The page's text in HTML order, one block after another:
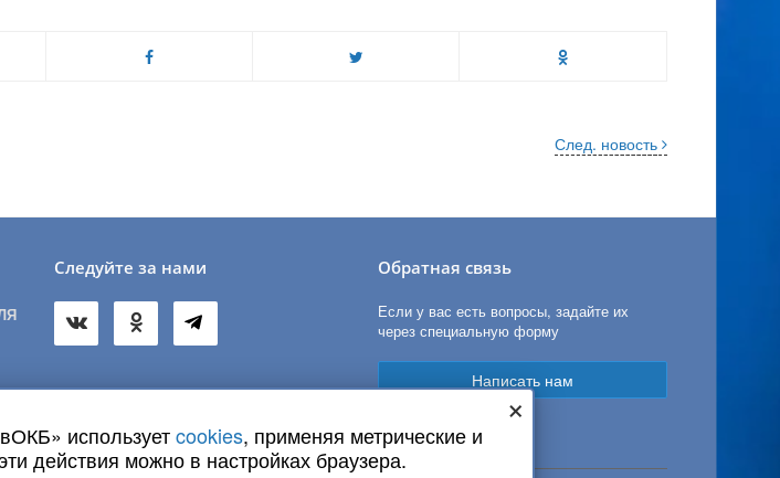
След. новость
Следуйте за нами Обратная связь
Если у вас есть вопросы, задайте их
через специальную форму
Написать нам
×
используетcookies, применяя метрические и
действия можно в настройках браузера.